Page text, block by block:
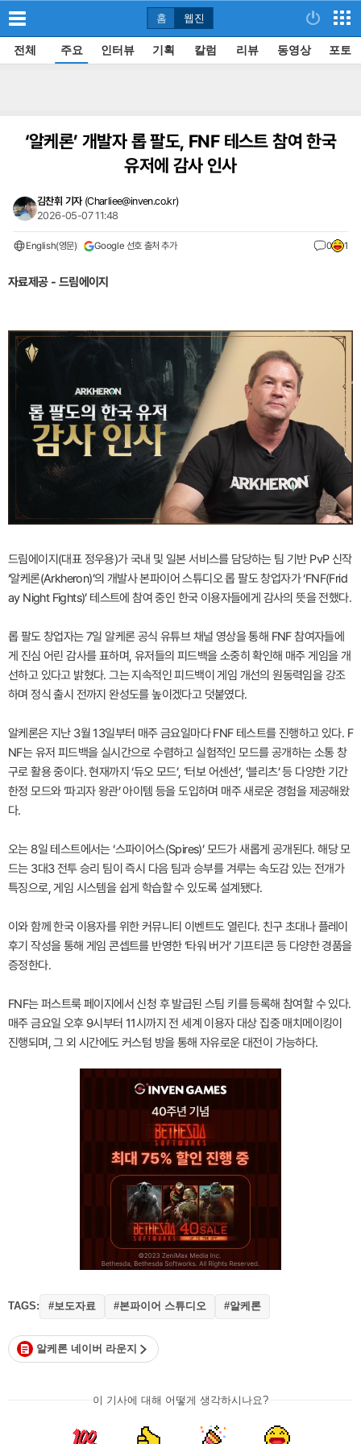
홈 웹진
전체 주요 인터뷰 기획 칼럼 리뷰 동영상 포토
‘알케론’ 개발자 롭 팔도, FNF 테스트 참여 한국
유저에 감사 인사
김찬휘 기자 (Charliee@inven.co.kr)
2026-05-07 11:48
English(영문) Google 선호 출처 추가 0 1
자료제공 - 드림에이지
드림에이지(대표 정우용)가 국내 및 일본 서비스를 담당하는 팀 기반 PvP 신작
‘알케론(Arkheron)’의 개발사 본파이어 스튜디오 롭 팔도 창업자가 ‘FNF(Frid
ay Night Fights)’ 테스트에 참여 중인 한국 이용자들에게 감사의 뜻을 전했다.
롭 팔도 창업자는 7일 알케론 공식 유튜브 채널 영상을 통해 FNF 참여자들에
게 진심 어린 감사를 표하며, 유저들의 피드백을 소중히 확인해 매주 게임을 개
선하고 있다고 밝혔다. 그는 지속적인 피드백이 게임 개선의 원동력임을 강조
하며 정식 출시 전까지 완성도를 높이겠다고 덧붙였다.
알케론은 지난 3월 13일부터 매주 금요일마다 FNF 테스트를 진행하고 있다. F
NF는 유저 피드백을 실시간으로 수렴하고 실험적인 모드를 공개하는 소통 창
구로 활용 중이다. 현재까지 ‘듀오 모드’, ‘터보 어센션’, ‘블리츠’ 등 다양한 기간
한정 모드와 ‘파괴자 왕관’ 아이템 등을 도입하며 매주 새로운 경험을 제공해왔
다.
오는 8일 테스트에서는 ‘스파이어스(Spires)’ 모드가 새롭게 공개된다. 해당 모
드는 3대3 전투 승리 팀이 즉시 다음 팀과 승부를 겨루는 속도감 있는 전개가
특징으로, 게임 시스템을 쉽게 학습할 수 있도록 설계됐다.
이와 함께 한국 이용자를 위한 커뮤니티 이벤트도 열린다. 친구 초대나 플레이
후기 작성을 통해 게임 콘셉트를 반영한 ‘타워 버거’ 기프티콘 등 다양한 경품을
증정한다.
FNF는 퍼스트룩 페이지에서 신청 후 발급된 스팀 키를 등록해 참여할 수 있다.
매주 금요일 오후 9시부터 11시까지 전 세계 이용자 대상 집중 매치메이킹이
진행되며, 그 외 시간에도 커스텀 방을 통해 자유로운 대전이 가능하다.
TAGS: #보도자료 #본파이어 스튜디오 #알케론
알케론 네이버 라운지
이 기사에 대해 어떻게 생각하시나요?